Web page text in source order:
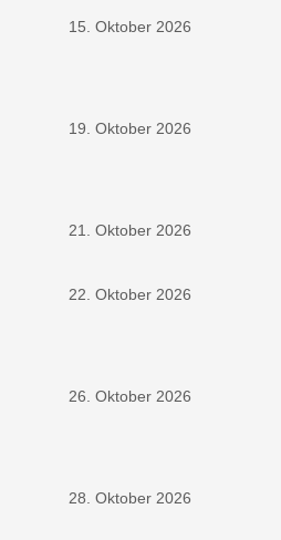
15. Oktober 2026
19. Oktober 2026
21. Oktober 2026
22. Oktober 2026
26. Oktober 2026
28. Oktober 2026